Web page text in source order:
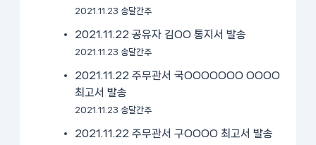
2021.11.23 송달간주
2021.11.22 공유자 김OO 통지서 발송
2021.11.23 송달간주
2021.11.22 주무관서 국OOOOOOO OOOO
최고서 발송
2021.11.23 송달간주
2021.11.22 주무관서 구OOOO 최고서 발송